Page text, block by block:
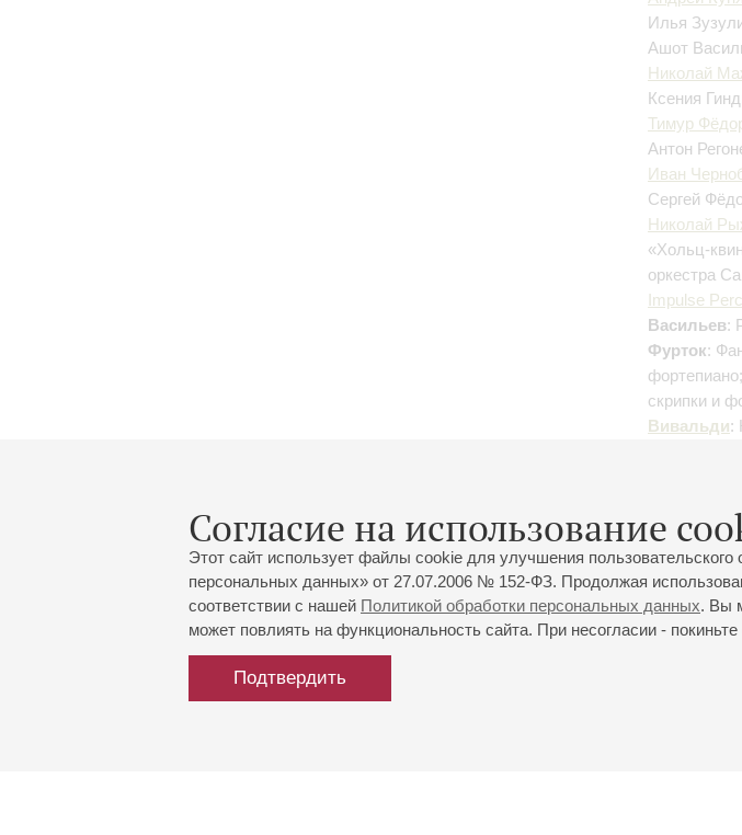
Согласие на использование
Этот сайт использует файлы cookie для улучшения
персональных данных» от 27.07.2006 № 152-ФЗ. Продолжая
соответствии с нашей Политикой обработки персональных данных. Вы
может повлиять на функциональность сайта. При несогласии - покиньте
Подтвердить
Илья
Ашот
Николай
Ксения
Тимур
Антон
Иван
Сергей
Николай
«Хольц-
оркестра
Impulse
Васильев:
Фурток:
фортепиано;
скрипки и
Вивальди:
ударных;